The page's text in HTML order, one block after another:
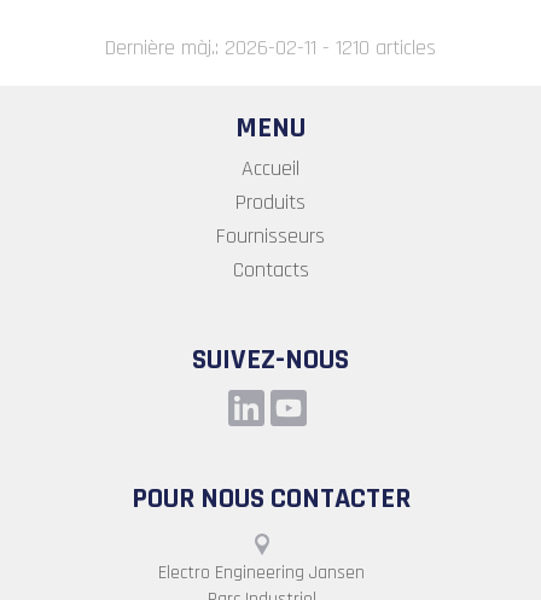
Dernière màj.: 2026-02-11 - 1210 articles
MENU
Accueil
Produits
Fournisseurs
Contacts
SUIVEZ-NOUS
POUR NOUS CONTACTER
Electro Engineering Jansen